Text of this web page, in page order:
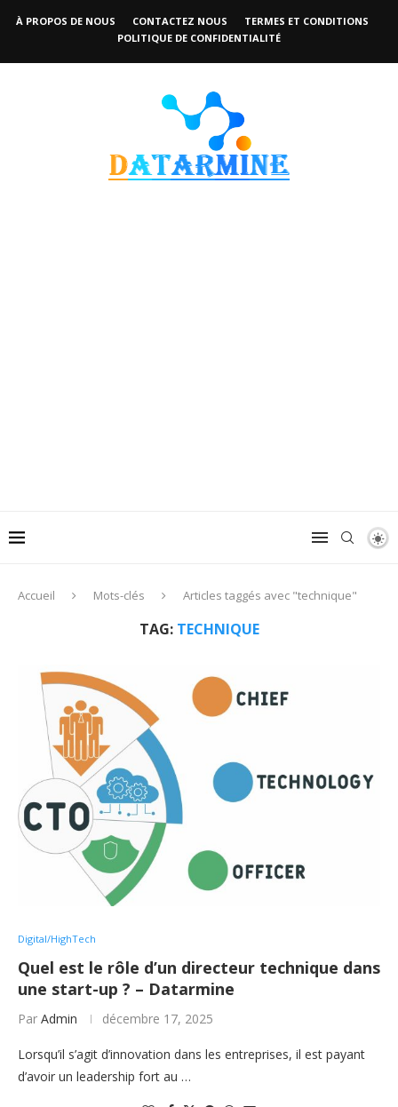
À PROPOS DE NOUS CONTACTEZ NOUS
TERMES ET CONDITIONS
POLITIQUE DE CONFIDENTIALITÉ
Accueil Mots-clés Articles taggés avec "technique"
TAG: TECHNIQUE
Digital/HighTech
Quel est le rôle d’un directeur technique dans
une start-up ? – Datarmine
Par Admin décembre 17, 2025
Lorsqu’il s’agit d’innovation dans les entreprises, il est payant
d’avoir un leadership fort au …